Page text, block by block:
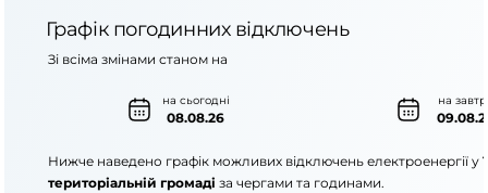
Графік погодинних відключень
на сьогодні
08.08.26
на
Зі всіма змінами станом на
Нижче наведено графік можливих відключень електроенергії у
територіальній громаді за чергами та годинами.